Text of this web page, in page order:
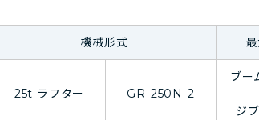
機械形式
25t ラフター GR-250N-2
ブー
ジブ